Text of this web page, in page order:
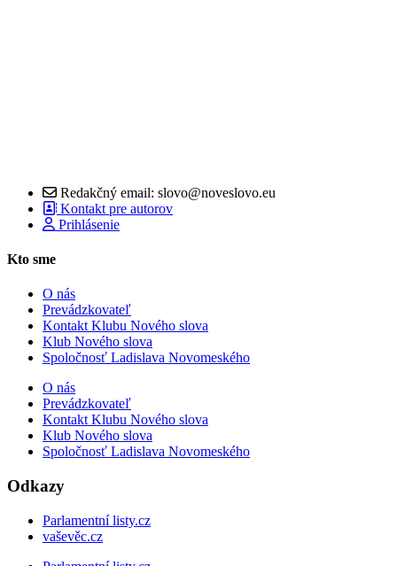
Redakčný email: slovo@noveslovo.eu
Kontakt pre autorov
Prihlásenie
Kto sme
O nás
Prevádzkovateľ
Kontakt Klubu Nového slova
Klub Nového slova
Spoločnosť Ladislava Novomeského
O nás
Prevádzkovateľ
Kontakt Klubu Nového slova
Klub Nového slova
Spoločnosť Ladislava Novomeského
Odkazy
Parlamentní listy.cz
vaševěc.cz